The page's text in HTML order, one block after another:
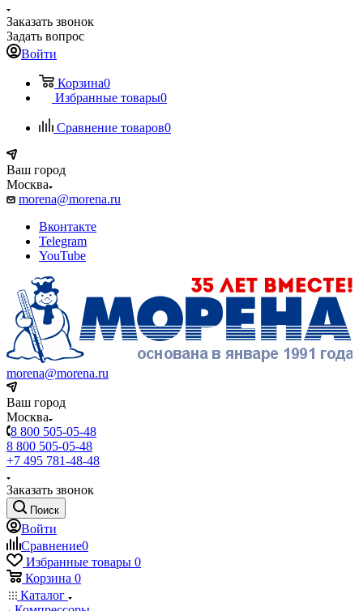
Заказать звонок
Задать вопрос
Войти
Корзина0
Избранные товары0
Сравнение товаров0
Ваш город
Москва
morena@morena.ru
Вконтакте
Telegram
YouTube
morena@morena.ru
Ваш город
Москва
8 800 505-05-48
8 800 505-05-48
+7 495 781-48-48
Заказать звонок
Поиск
Войти
Сравнение0
Избранные товары 0
Корзина 0
Каталог